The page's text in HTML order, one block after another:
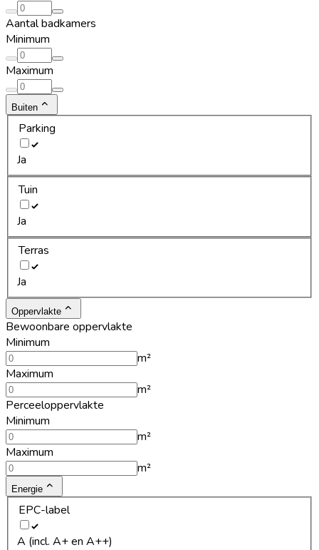
Aantal badkamers
Minimum
Maximum
Buiten
Parking
Ja
Tuin
Ja
Terras
Ja
Oppervlakte
Bewoonbare oppervlakte
Minimum
m²
Maximum
m²
Perceeloppervlakte
Minimum
m²
Maximum
m²
Energie
EPC-label
A (incl. A+ en A++)